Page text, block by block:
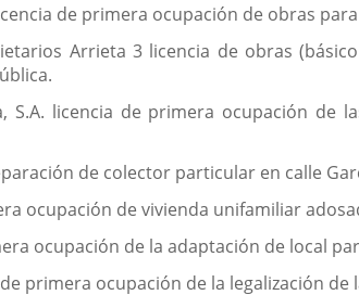
de primera ocupación de obras
Arrieta 3 licencia de obras
S.A. licencia de primera ocupación
de colector particular en calle
ocupación de vivienda unifamiliar
ocupación de la adaptación de local
primera ocupación de la legalización